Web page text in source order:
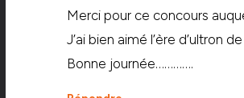
Merci pour ce concours
J’ai bien aimé l’ère d’ultron
Bonne journée………….